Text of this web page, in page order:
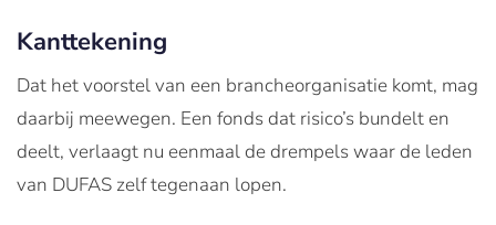
Kanttekening
Dat het voorstel van een brancheorganisatie komt, mag
daarbij meewegen. Een fonds dat risico’s bundelt en
deelt, verlaagt nu eenmaal de drempels waar de leden
van DUFAS zelf tegenaan lopen.